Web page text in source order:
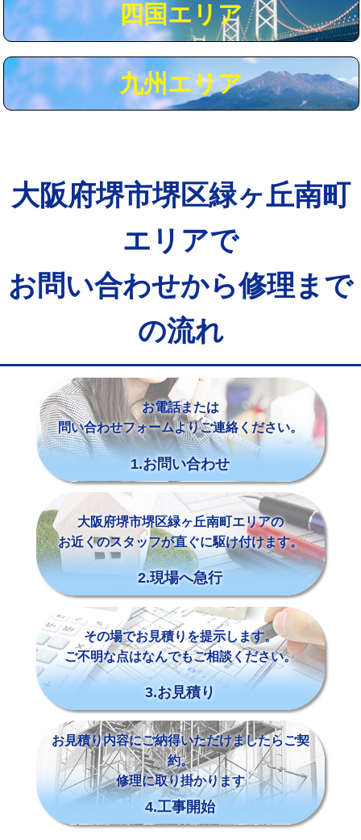
※給水管工事は20mmまでの価格です。
四国エリア
九州エリア
大阪府堺市堺区緑ヶ丘南町
エリアで
お問い合わせから修理まで
の流れ
お電話または
問い合わせフォームよりご連絡ください。
1.お問い合わせ
大阪府堺市堺区緑ヶ丘南町エリアの
お近くのスタッフが直ぐに駆け付けます。
2.現場へ急行
その場でお見積りを提示します。
ご不明な点はなんでもご相談ください。
3.お見積り
お見積り内容にご納得いただけましたらご契
約。
修理に取り掛かります
4.工事開始